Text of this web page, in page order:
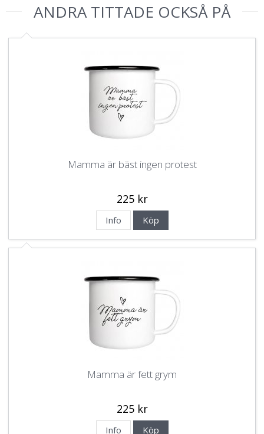
ANDRA TITTADE OCKSÅ PÅ
Mamma är bäst ingen protest
225 kr
Info Köp
Mamma är fett grym
225 kr
Info Köp